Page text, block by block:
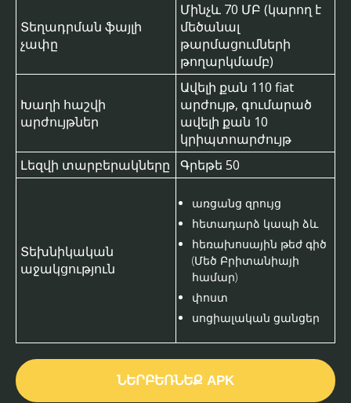
Տեղադրման ֆայլի
չափը
Մինչև 70 ՄԲ (կարող է
մեծանալ
թարմացումների
թողարկմամբ)
Խաղի հաշվի
արժույթներ
Ավելի քան 110 fiat
արժույթ, գումարած
ավելի քան 10
կրիպտոարժույթ
Լեզվի տարբերակները
Գրեթե 50
Տեխնիկական
աջակցություն
առցանց զրույց
հետադարձ կապի ձև
հեռախոսային թեժ գիծ
(Մեծ Բրիտանիայի
համար)
փոստ
սոցիալական ցանցեր
ՆԵՐԲԵՌՆԵՔ APK